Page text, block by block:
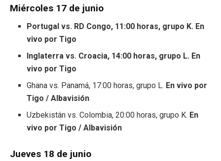
Miércoles 17 de junio
Portugal vs. RD Congo, 11:00 horas, grupo K. En
vivo por Tigo
Inglaterra vs. Croacia, 14:00 horas, grupo L. En
vivo por Tigo
Ghana vs. Panamá, 17:00 horas, grupo L. En vivo por
Tigo / Albavisión
Uzbekistán vs. Colombia, 20:00 horas, grupo K. En
vivo por Tigo / Albavisión
Jueves 18 de junio